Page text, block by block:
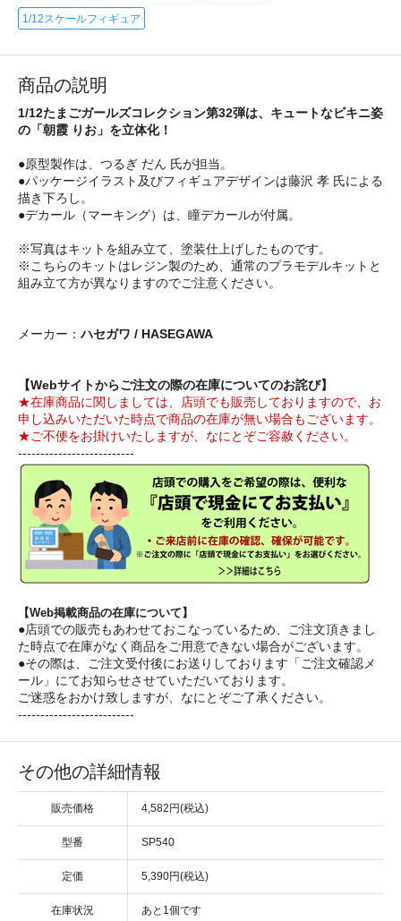
1/12スケールフィギュア
商品の説明
1/12たまごガールズコレクション第32弾は、キュートなビキニ姿
の「朝霞 りお」を立体化！
●原型製作は、つるぎ だん 氏が担当。
●パッケージイラスト及びフィギュアデザインは藤沢 孝 氏による
描き下ろし。
●デカール（マーキング）は、瞳デカールが付属。
※写真はキットを組み立て、塗装仕上げしたものです。
※こちらのキットはレジン製のため、通常のプラモデルキットと
組み立て方が異なりますのでご注意ください。
メーカー：ハセガワ / HASEGAWA
【Webサイトからご注文の際の在庫についてのお詫び】
★在庫商品に関しましては、店頭でも販売しておりますので、お
申し込みいただいた時点で商品の在庫が無い場合もございます。
★ご不便をお掛けいたしますが、なにとぞご容赦ください。
--------------------------
【Web掲載商品の在庫について】
●店頭での販売もあわせておこなっているため、ご注文頂きまし
た時点で在庫がなく商品をご用意できない場合がございます。
●その際は、ご注文受付後にお送りしております「ご注文確認メ
ール」にてお知らせさせていただいております。
ご迷惑をおかけ致しますが、なにとぞご了承ください。
--------------------------
その他の詳細情報
販売価格 4,582円(税込)
型番 SP540
定価 5,390円(税込)
在庫状況 あと1個です